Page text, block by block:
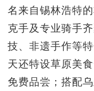
名来自锡林浩特
克手及专业骑手
技、非遗手作等
天还特设草原美
免费品尝；搭配